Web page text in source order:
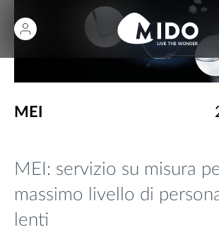
MEI
MEI: servizio su misura
massimo livello di
lenti